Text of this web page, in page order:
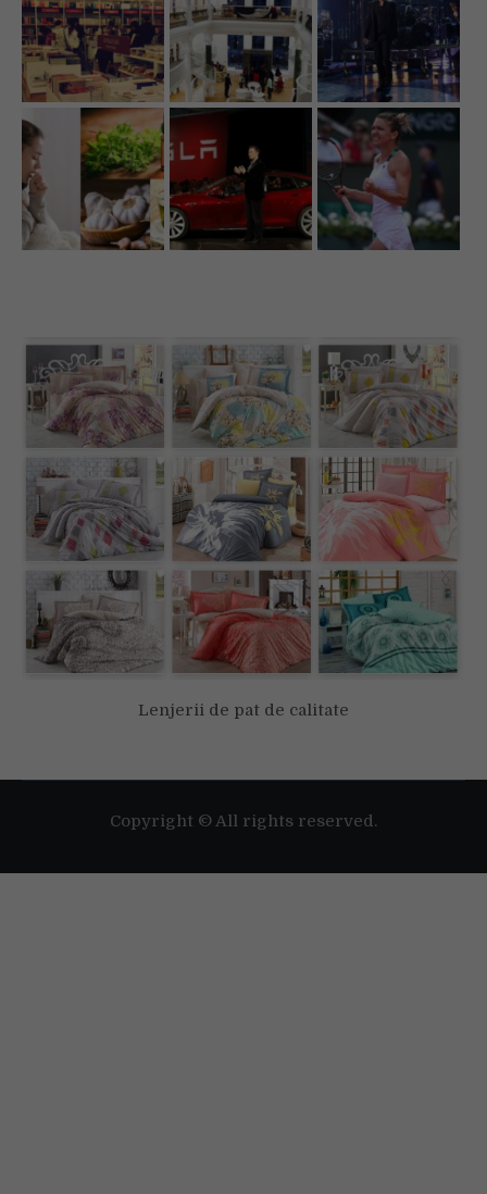
Lenjerii de pat de calitate
Copyright © All rights reserved.